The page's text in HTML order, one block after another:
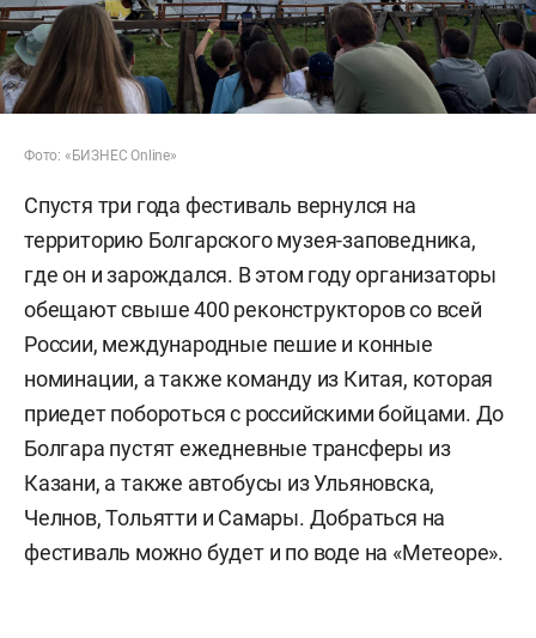
Фото: «БИЗНЕС Online»
Спустя три года фестиваль вернулся на
территорию Болгарского музея-заповедника,
где он и зарождался. В этом году организаторы
обещают свыше 400 реконструкторов со всей
России, международные пешие и конные
номинации, а также команду из Китая, которая
приедет побороться с российскими бойцами. До
Болгара пустят ежедневные трансферы из
Казани, а также автобусы из Ульяновска,
Челнов, Тольятти и Самары. Добраться на
фестиваль можно будет и по воде на «Метеоре».